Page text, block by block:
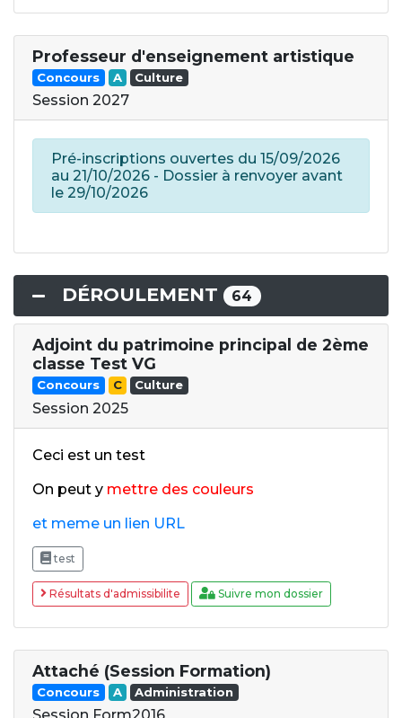
Professeur d'enseignement artistique
Concours A Culture
Session 2027
Pré-inscriptions ouvertes du 15/09/2026
au 21/10/2026 - Dossier à renvoyer avant
le 29/10/2026
DÉROULEMENT 64
Adjoint du patrimoine principal de 2ème
classe Test VG
Concours C Culture
Session 2025
Ceci est un test
On peut y mettre des couleurs
et meme un lien URL
test
Résultats d'admissibilite Suivre mon dossier
Attaché (Session Formation)
Concours A Administration